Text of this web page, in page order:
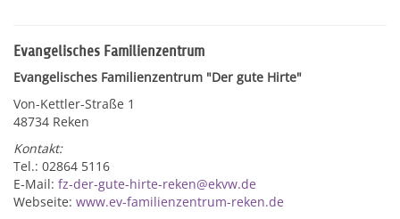
Evangelisches Familienzentrum
Evangelisches Familienzentrum "Der gute Hirte"
Von-Kettler-Straße 1
48734 Reken
Kontakt:
Tel.: 02864 5116
E-Mail: fz-der-gute-hirte-reken@ekvw.de
Webseite: www.ev-familienzentrum-reken.de